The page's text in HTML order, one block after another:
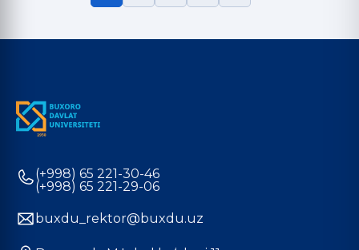
(+998) 65 221-30-46
(+998) 65 221-29-06
buxdu_rektor@buxdu.uz